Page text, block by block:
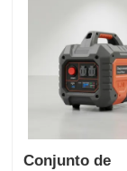
Conjunto de